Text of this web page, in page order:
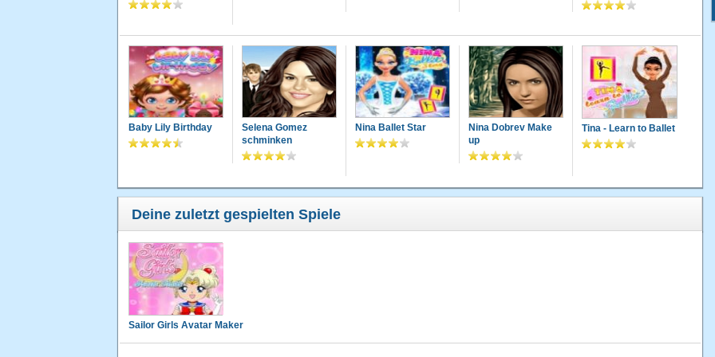
Baby Lily Birthday
Selena Gomez
schminken
Nina Ballet Star
Nina Dobrev Make
up
Tina - Learn to Ballet
Deine zuletzt gespielten Spiele
Sailor Girls Avatar Maker